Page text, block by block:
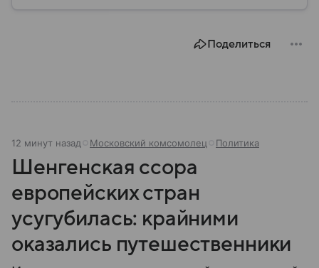
где связь отсутствует по иными причинам.
Поделиться
12 минут назад Московский комсомолец Политика
Шенгенская ссора
европейских стран
усугубилась: крайними
оказались путешественники